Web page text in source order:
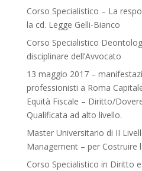
Corso Specialistico – La
la cd. Legge Gelli-Bianco
Corso Specialistico
disciplinare dell’Avvocato
13 maggio 2017 –
professionisti a Roma
Equità Fiscale – Diritto/
Qualificata ad alto livello.
Master Universitario di II
Management – per Costruire
Corso Specialistico in Diritto